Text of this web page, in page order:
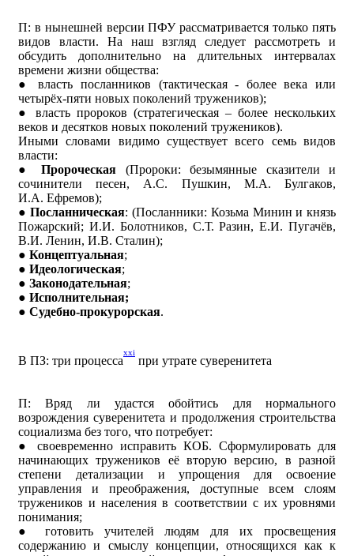
П: в нынешней версии ПФУ рассматривается только пять
видов власти. На наш взгляд следует рассмотреть и
обсудить дополнительно на длительных интервалах
времени жизни общества:
● власть посланников (тактическая - более века или
четырёх-пяти новых поколений тружеников);
● власть пророков (стратегическая – более нескольких
веков и десятков новых поколений тружеников).
Иными словами видимо существует всего семь видов
власти:
● Пророческая (Пророки: безымянные сказители и
сочинители песен, А.С. Пушкин, М.А. Булгаков,
И.А. Ефремов);
●Посланническая: (Посланники: Козьма Минин и князь
Пожарский; И.И. Болотников, С.Т. Разин, Е.И. Пугачёв,
В.И. Ленин, И.В. Сталин);
● Концептуальная;
● Идеологическая;
● Законодательная;
● Исполнительная;
● Судебно-прокурорская.
В ПЗ: три процесса
xxi
при утрате суверенитета
П: Вряд ли удастся обойтись для нормального
возрождения суверенитета и продолжения строительства
социализма без того, что потребует:
● своевременно исправить КОБ. Сформулировать для
начинающих тружеников её вторую версию, в разной
степени детализации и упрощения для освоение
управления и преображения, доступные всем слоям
тружеников и населения в соответствии с их уровнями
понимания;
● готовить учителей людям для их просвещения
содержанию и смыслу концепции, относящихся как к